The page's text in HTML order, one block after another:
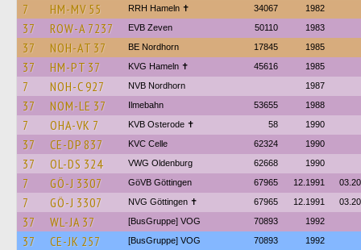
7 HM-MV 55 RRH Hameln ✝ 34067 1982
37 ROW-A 7237 EVB Zeven 50110 1983
37 NOH-AT 37 BE Nordhorn 17845 1985
37 HM-PT 37 KVG Hameln ✝ 45616 1985
7 NOH-C 927 NVB Nordhorn 1987
37 NOM-LE 37 Ilmebahn 53655 1988
7 OHA-VK 7 KVB Osterode ✝ 58 1990
37 CE-DP 837 KVC Celle 62324 1990
37 OL-DS 324 VWG Oldenburg 62668 1990
7 GÖ-J 3307 GöVB Göttingen 67965 12.1991
7 GÖ-J 3307 NVG Göttingen ✝ 67965 12.1991
37 WL-JA 37 [BusGruppe] VOG 70893 1992
37 CE-JK 257 [BusGruppe] VOG 70893 1992